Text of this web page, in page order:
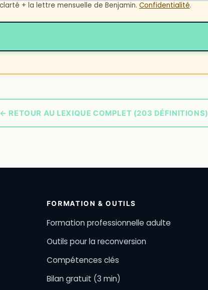
+ la lettre mensuelle de Benjamin. Confidentialité.
← RETOUR AU LEXIQUE COMPLET (203 DÉFINITIONS)
FORMATION & OUTILS
Formation professionnelle adulte
Outils pour la reconversion
Compétences clés
Bilan gratuit (3 min)